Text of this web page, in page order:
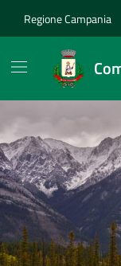
Regione Campania